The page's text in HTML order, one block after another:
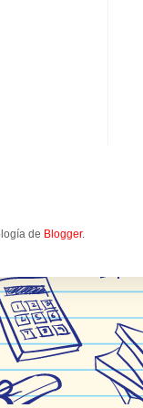
de Blogger.